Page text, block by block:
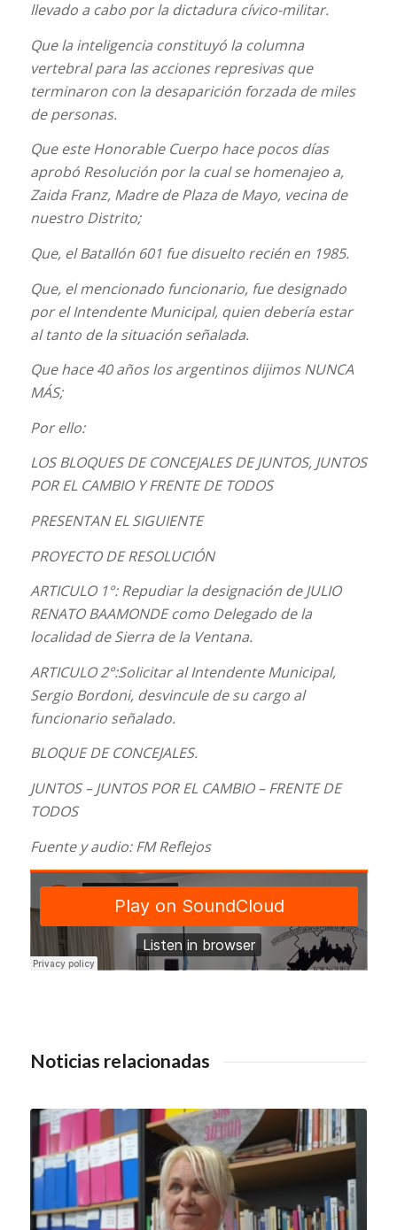
llevado a cabo por la dictadura cívico-militar.
Que la inteligencia constituyó la columna
vertebral para las acciones represivas que
terminaron con la desaparición forzada de miles
de personas.
Que este Honorable Cuerpo hace pocos días
aprobó Resolución por la cual se homenajeo a,
Zaida Franz, Madre de Plaza de Mayo, vecina de
nuestro Distrito;
Que, el Batallón 601 fue disuelto recién en 1985.
Que, el mencionado funcionario, fue designado
por el Intendente Municipal, quien debería estar
al tanto de la situación señalada.
Que hace 40 años los argentinos dijimos NUNCA
MÁS;
Por ello:
LOS BLOQUES DE CONCEJALES DE JUNTOS, JUNTOS
POR EL CAMBIO Y FRENTE DE TODOS
PRESENTAN EL SIGUIENTE
PROYECTO DE RESOLUCIÓN
ARTICULO 1°: Repudiar la designación de JULIO
RENATO BAAMONDE como Delegado de la
localidad de Sierra de la Ventana.
ARTICULO 2°:Solicitar al Intendente Municipal,
Sergio Bordoni, desvincule de su cargo al
funcionario señalado.
BLOQUE DE CONCEJALES.
JUNTOS – JUNTOS POR EL CAMBIO – FRENTE DE
TODOS
Fuente y audio: FM Reflejos
Noticias relacionadas